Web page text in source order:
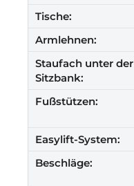
Tische:
Armlehnen:
Staufach unter der
Sitzbank:
Fußstützen:
Easylift-System:
Beschläge: